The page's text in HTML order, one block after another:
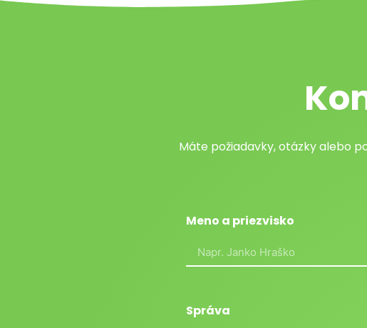
Máte požiadavky, otázky alebo
Meno a priezvisko
Správa